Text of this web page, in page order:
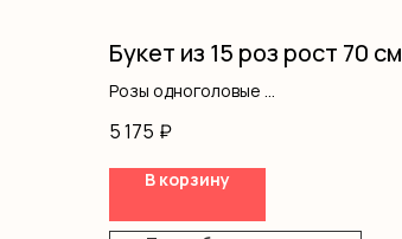
Букет из 15 роз рост 70 см
Розы одноголовые
5 175 ₽
В корзину